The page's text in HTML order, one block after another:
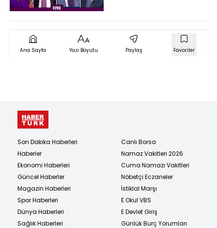
Ana Sayfa Yazı Boyutu Paylaş Favoriler
Son Dakika Haberleri
Haberler
Ekonomi Haberleri
Güncel Haberler
Magazin Haberleri
Spor Haberleri
Dünya Haberleri
Sağlık Haberleri
Canlı Borsa
Namaz Vakitleri 2026
Cuma Namazı Vakitleri
Nöbetçi Eczaneler
İstiklal Marşı
E Okul VBS
E Devlet Giriş
Günlük Burç Yorumları